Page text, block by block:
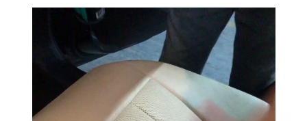
de
vídeo